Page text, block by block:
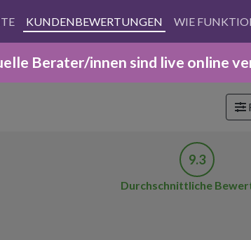
KUNDENBEWERTUNGEN WIE
Berater/innen sind live online
9.3
Durchschnittliche